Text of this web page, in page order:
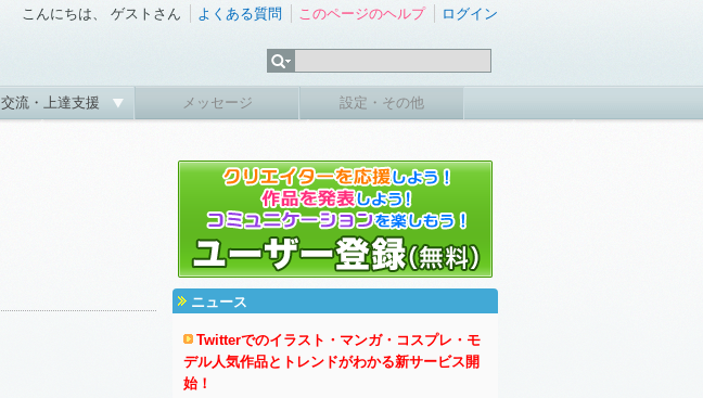
こんにちは、 ゲストさん よくある質問 このページのヘルプ ログイン
交流・上達支援 メッセージ 設定・その他
ニュース
Twitterでのイラスト・マンガ・コスプレ・モ
デル人気作品とトレンドがわかる新サービス開
始！